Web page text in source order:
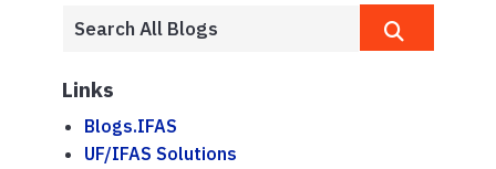
Links
Blogs.IFAS
UF/IFAS Solutions